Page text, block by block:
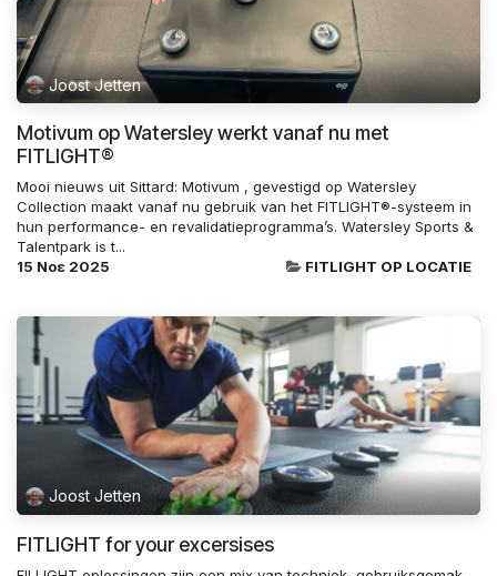
Joost Jetten
Motivum op Watersley werkt vanaf nu met
FITLIGHT®️
Mooi nieuws uit Sittard: Motivum , gevestigd op Watersley
Collection maakt vanaf nu gebruik van het FITLIGHT®️-systeem in
hun performance- en revalidatieprogramma’s. Watersley Sports &
Talentpark is t...
15 Νοε 2025
FITLIGHT OP LOCATIE
Joost Jetten
FITLIGHT for your excersises